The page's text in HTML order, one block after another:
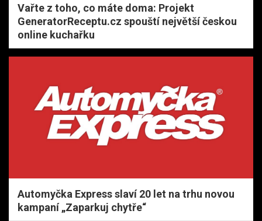
Vařte z toho, co máte doma: Projekt
GeneratorReceptu.cz spouští největší českou
online kuchařku
Automyčka Express slaví 20 let na trhu novou
kampaní „Zaparkuj chytře“